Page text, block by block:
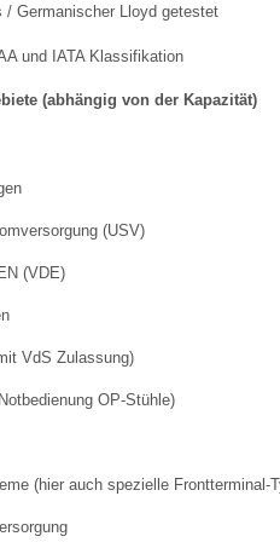
/ Germanischer Lloyd getestet
und IATA Klassifikation
(abhängig von der Kapazität)
(USV)
(VDE)
VdS Zulassung)
OP-Stühle)
(hier auch spezielle Frontterminal-